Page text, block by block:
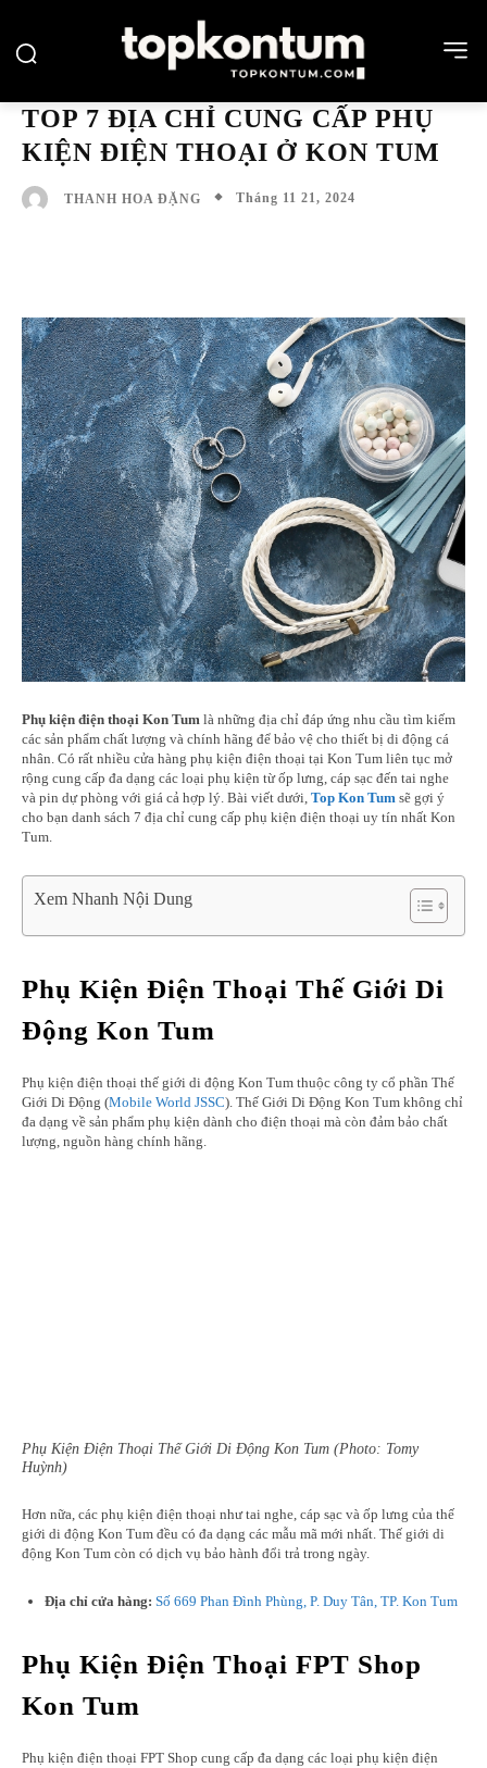
TOP 7 ĐỊA CHỈ CUNG CẤP PHỤ
KIỆN ĐIỆN THOẠI Ở KON TUM
THANH HOA ĐẶNG Tháng 11 21, 2024
Phụ kiện điện thoại Kon Tum là những địa chỉ đáp ứng nhu cầu tìm kiếm
các sản phẩm chất lượng và chính hãng để bảo vệ cho thiết bị di động cá
nhân. Có rất nhiều cửa hàng phụ kiện điện thoại tại Kon Tum liên tục mở
rộng cung cấp đa dạng các loại phụ kiện từ ốp lưng, cáp sạc đến tai nghe
và pin dự phòng với giá cả hợp lý. Bài viết dưới, Top Kon Tum sẽ gợi ý
cho bạn danh sách 7 địa chỉ cung cấp phụ kiện điện thoại uy tín nhất Kon
Tum.
Xem Nhanh Nội Dung
Phụ Kiện Điện Thoại Thế Giới Di
Động Kon Tum
Phụ kiện điện thoại thế giới di động Kon Tum thuộc công ty cổ phần Thế
Giới Di Động (Mobile World JSSC). Thế Giới Di Động Kon Tum không chỉ
đa dạng về sản phẩm phụ kiện dành cho điện thoại mà còn đảm bảo chất
lượng, nguồn hàng chính hãng.
Phụ Kiện Điện Thoại Thế Giới Di Động Kon Tum (Photo: Tomy
Huỳnh)
Hơn nữa, các phụ kiện điện thoại như tai nghe, cáp sạc và ốp lưng của thế
giới di động Kon Tum đều có đa dạng các mẫu mã mới nhất. Thế giới di
động Kon Tum còn có dịch vụ bảo hành đổi trả trong ngày.
Địa chỉ cửa hàng: Số 669 Phan Đình Phùng, P. Duy Tân, TP. Kon Tum
Phụ Kiện Điện Thoại FPT Shop
Kon Tum
Phụ kiện điện thoại FPT Shop cung cấp đa dạng các loại phụ kiện điện